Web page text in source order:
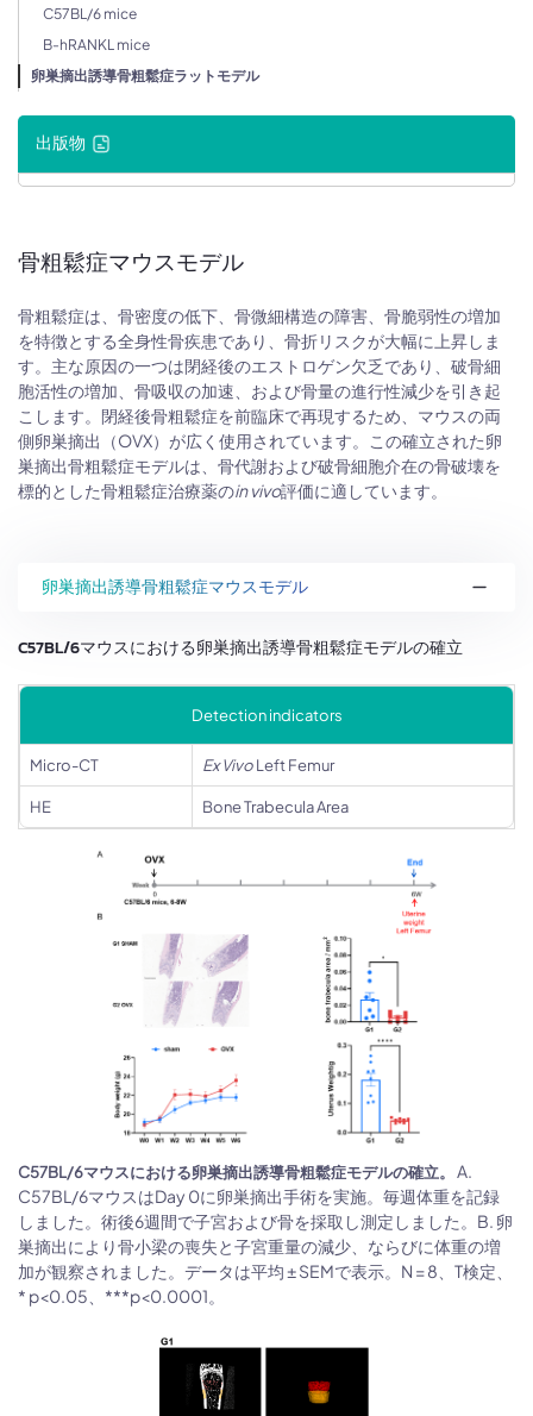
C57BL/6 mice
B-hRANKL mice
卵巣摘出誘導骨粗鬆症ラットモデル
出版物
骨粗鬆症マウスモデル
骨粗鬆症は、骨密度の低下、骨微細構造の障害、骨脆弱性の増加
を特徴とする全身性骨疾患であり、骨折リスクが大幅に上昇しま
す。主な原因の一つは閉経後のエストロゲン欠乏であり、破骨細
胞活性の増加、骨吸収の加速、および骨量の進行性減少を引き起
こします。閉経後骨粗鬆症を前臨床で再現するため、マウスの両
側卵巣摘出（OVX）が広く使用されています。この確立された卵
巣摘出骨粗鬆症モデルは、骨代謝および破骨細胞介在の骨破壊を
標的とした骨粗鬆症治療薬のin vivo評価に適しています。
卵巣摘出誘導骨粗鬆症マウスモデル
C57BL/6マウスにおける卵巣摘出誘導骨粗鬆症モデルの確立
Detection indicators
Micro-CT Ex VivoLeft Femur
HE Bone Trabecula Area
C57BL/6マウスにおける卵巣摘出誘導骨粗鬆症モデルの確立。
A.
C57BL/6マウスはDay 0に卵巣摘出手術を実施。毎週体重を記録
しました。術後6週間で子宮および骨を採取し測定しました。B. 卵
巣摘出により骨小梁の喪失と子宮重量の減少、ならびに体重の増
加が観察されました。データは平均 ± SEMで表示。N = 8、T検定、
* p<0.05、***p<0.0001。